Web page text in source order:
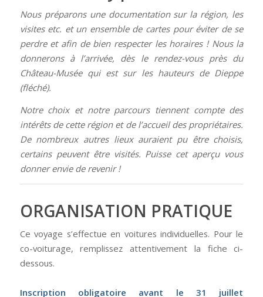
Nous préparons une documentation sur la région, les
visites etc. et un ensemble de cartes pour éviter de se
perdre et afin de bien respecter les horaires ! Nous la
donnerons à l’arrivée, dès le rendez-vous près du
Château-Musée qui est sur les hauteurs de Dieppe
(fléché).
Notre choix et notre parcours tiennent compte des
intérêts de cette région et de l’accueil des propriétaires.
De nombreux autres lieux auraient pu être choisis,
certains peuvent être visités. Puisse cet aperçu vous
donner envie de revenir !
ORGANISATION PRATIQUE
Ce voyage s’effectue en voitures individuelles. Pour le
co-voiturage, remplissez attentivement la fiche ci-
dessous.
Inscription obligatoire avant le 31 juillet